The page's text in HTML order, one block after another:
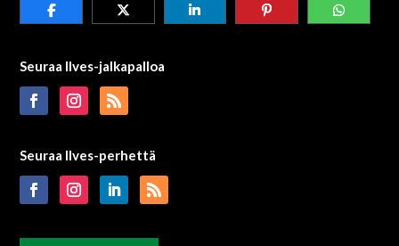
Seuraa Ilves-jalkapalloa
Seuraa Ilves-perhettä